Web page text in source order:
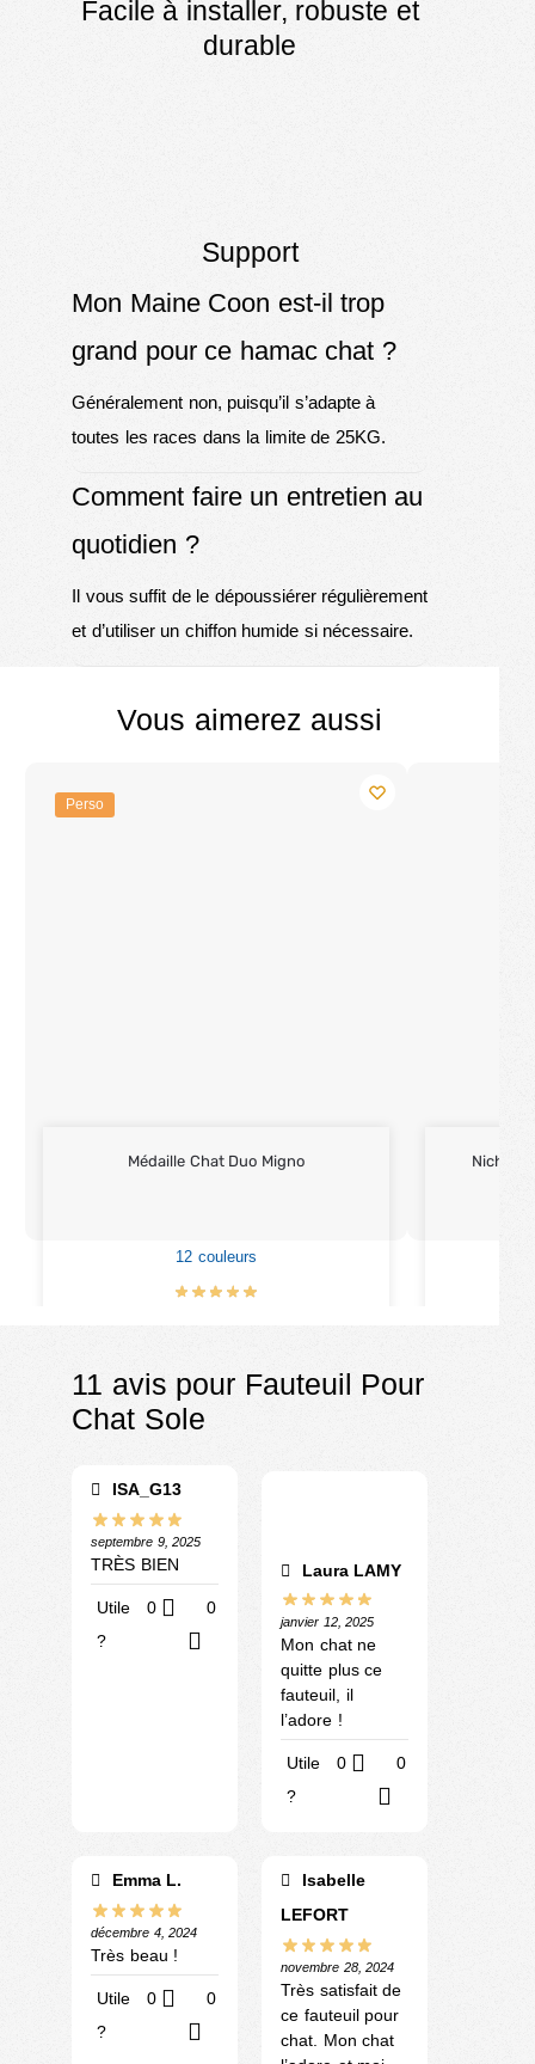
Facile à installer, robuste et
durable
Support
Mon Maine Coon est-il trop
grand pour ce hamac chat ?
Généralement non, puisqu’il s’adapte à
toutes les races dans la limite de 25KG.
Comment faire un entretien au
quotidien ?
Il vous suffit de le dépoussiérer régulièrement
et d’utiliser un chiffon humide si nécessaire.
Vous aimerez aussi
Perso
Médaille Chat Duo Migno
12 couleurs
Niche &
11 avis pour Fauteuil Pour
Chat Sole
ISA_G13
septembre 9, 2025
TRÈS BIEN
Utile
?
0 0
Laura LAMY
janvier 12, 2025
Mon chat ne
quitte plus ce
fauteuil, il
l’adore !
Utile
?
0 0
Emma L.
décembre 4, 2024
Très beau !
Utile
?
0 0
Isabelle
LEFORT
novembre 28, 2024
Très satisfait de
ce fauteuil pour
chat. Mon chat